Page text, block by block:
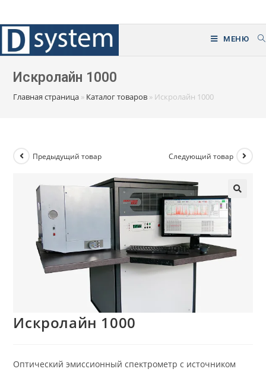
к
содержимому
МЕНЮ
Искролайн 1000
Главная страница » Каталог товаров » Искролайн 1000
Предыдущий товар Следующий товар
Искролайн 1000
Оптический эмиссионный спектрометр с источником